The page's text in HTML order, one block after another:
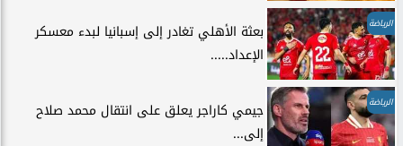
الرياضة
بعثة الأهلي تغادر إلى إسبانيا لبدء معسكر
الإعداد.....
الرياضة
جيمي كاراجر يعلق على انتقال محمد صلاح
إلى...